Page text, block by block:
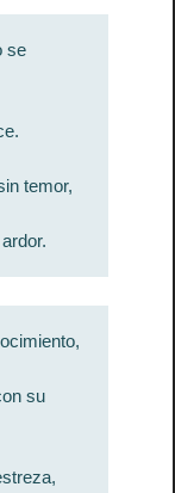
se
temor,
su